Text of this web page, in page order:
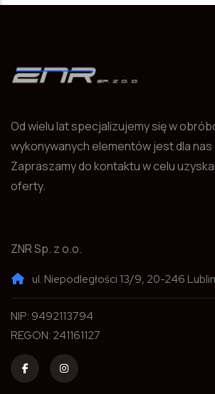
Od wielu lat specjalizujemy się w
wykonywanych elementów jest dla
Zapraszamy do kontaktu w celu
oferty.
ZNR Sp. z o.o.
ul. Niepodległości 13/9, 20-246 Lublin
NIP: 9492113794
REGON: 241161127